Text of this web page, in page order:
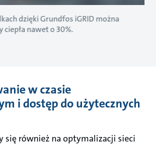
dzięki Grundfos iGRID można
ciepła nawet o 30%.
w czasie
i dostęp do użytecznych
się również na optymalizacji sieci